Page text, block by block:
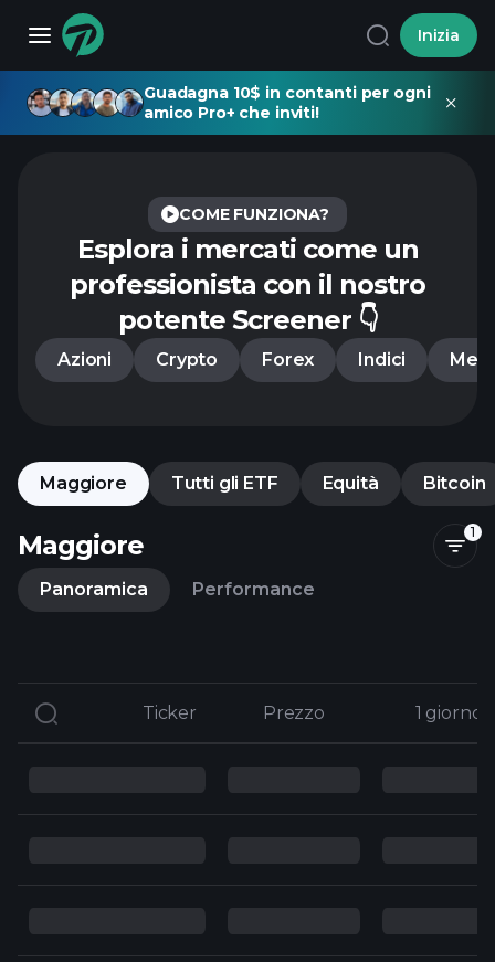
Inizia
Guadagna 10$ in contanti per ogni
amico Pro+ che inviti!
COME FUNZIONA?
Esplora i mercati come un
professionista con il nostro
potente Screener 👇
Azioni Crypto Forex Indici
Maggiore Tutti gli ETF Equità Bitcoin
Maggiore 1
Panoramica Performance
Ticker Prezzo 1 giorno
Ticker Prezzo 1 giorno